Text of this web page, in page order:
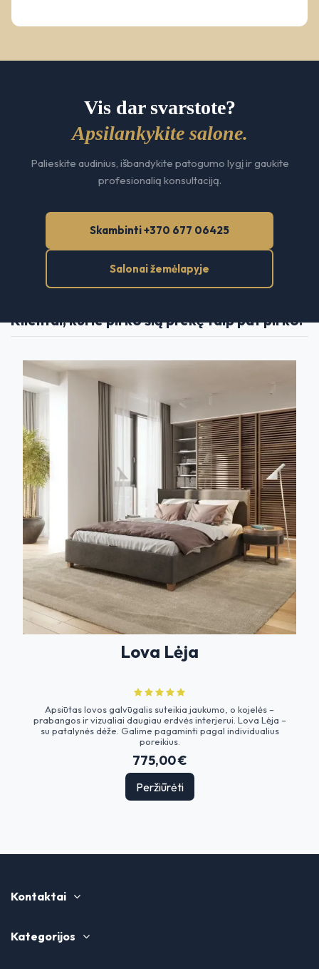
Vis dar svarstote?
Apsilankykite salone.
Palieskite audinius, išbandykite patogumo lygį ir gaukite
profesionalią konsultaciją.
Skambinti +370 677 06425
Salonai žemėlapyje
Klientai, kurie pirko šią prekę taip pat pirko:
Lova Lėja
Apsiūtas lovos galvūgalis suteikia jaukumo, o kojelės –
prabangos ir vizualiai daugiau erdvės interjerui. Lova Lėja –
su patalynės dėže. Galime pagaminti pagal individualius
poreikius.
775,00 €
Peržiūrėti
Kontaktai
Kategorijos